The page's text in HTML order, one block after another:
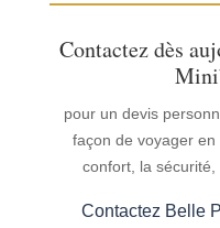
Contactez dès
pour un devis
façon de voyager
confort, la sécurité,
Contactez Belle